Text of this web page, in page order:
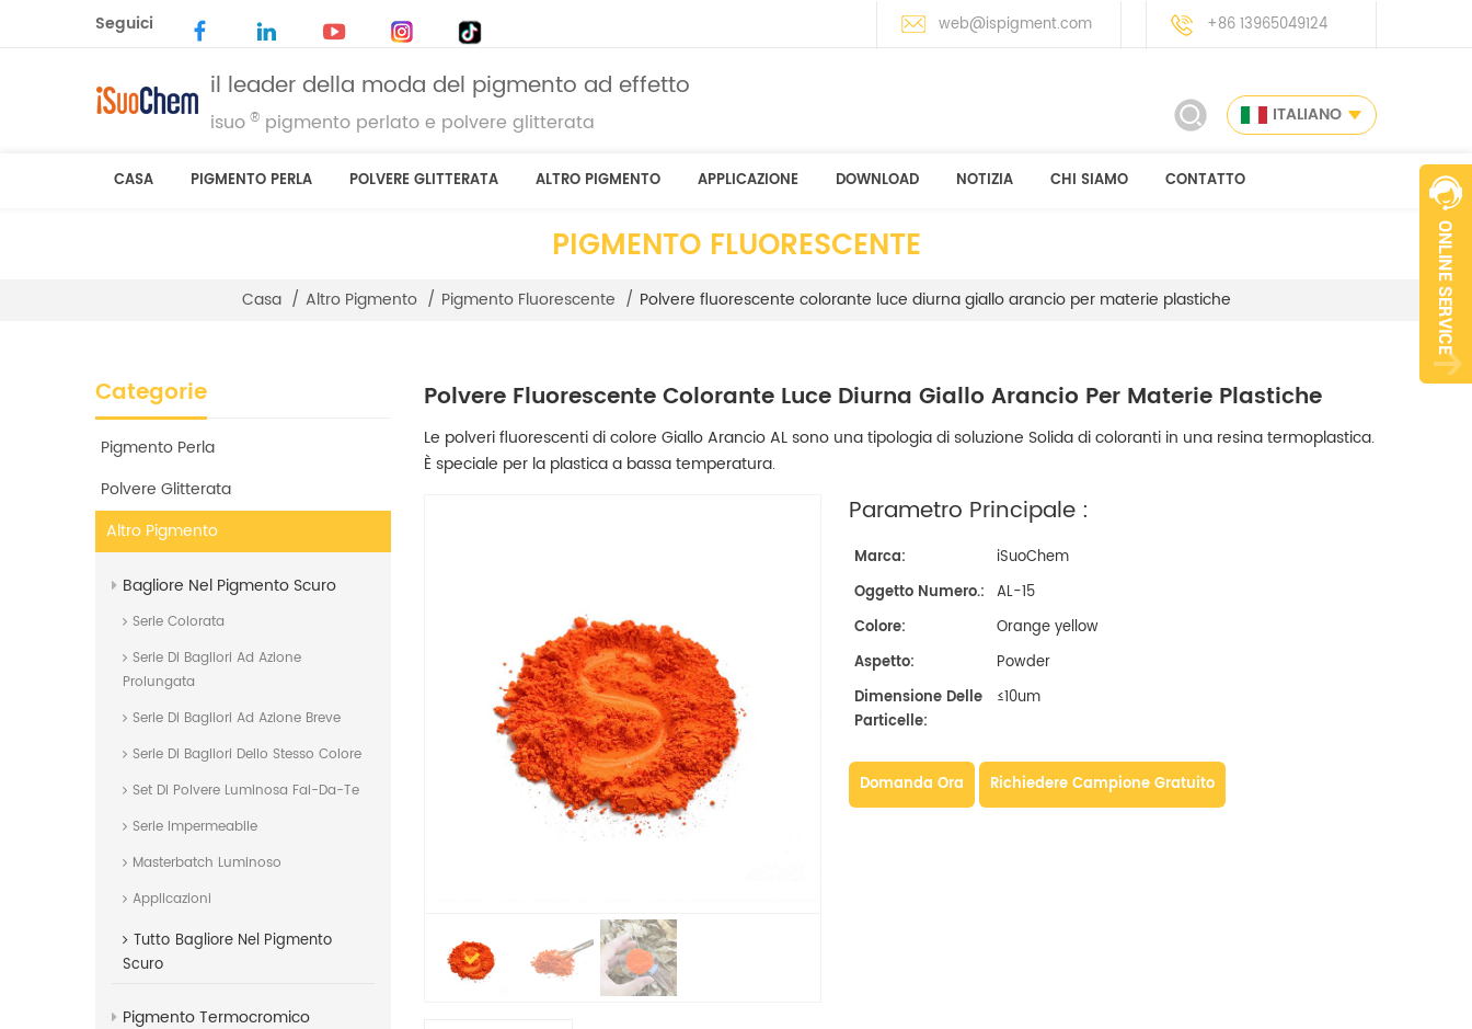
Seguici web@ispigment.com +86 13965049124
il leader della moda del pigmento ad effetto
isuo ® pigmento perlato e polvere glitterata ITALIANO
CASA PIGMENTO PERLA POLVERE GLITTERATA ALTRO PIGMENTO APPLICAZIONE DOWNLOAD NOTIZIA CHI SIAMO CONTATTO
PIGMENTO FLUORESCENTE
Casa / Altro Pigmento / Pigmento Fluorescente / Polvere fluorescente colorante luce diurna giallo arancio per materie plastiche
Polvere Fluorescente Colorante Luce Diurna Giallo Arancio Per Materie Plastiche
Le polveri fluorescenti di colore Giallo Arancio AL sono una tipologia di soluzione Solida di coloranti in una resina termoplastica.
È speciale per la plastica a bassa temperatura.
Parametro Principale :
Marca:
iSuoChem
Oggetto Numero.: AL-15
Colore:
Orange yellow
Aspetto:
Powder
Dimensione Delle
Particelle:
≤10um
Domanda Ora Richiedere Campione Gratuito
Categorie
Pigmento Perla
Polvere Glitterata
Altro Pigmento
Bagliore Nel Pigmento Scuro
Serie Colorata
Serie Di Bagliori Ad Azione
Prolungata
Serie Di Bagliori Ad Azione Breve
Serie Di Bagliori Dello Stesso Colore
Set Di Polvere Luminosa Fai-Da-Te
Serie Impermeabile
Masterbatch Luminoso
Applicazioni
Tutto Bagliore Nel Pigmento
Scuro
Pigmento Termocromico